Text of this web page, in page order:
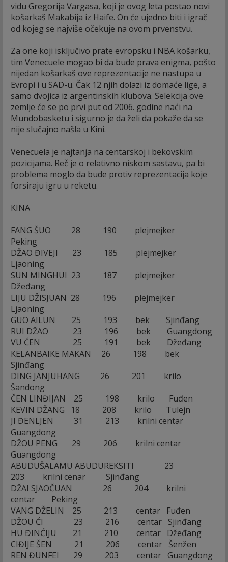
vidu Gregorija Vargasa, koji je ovog leta postao novi
košarkaš Makabija iz Haife. On će ujedno biti i igrač
od kojeg se najviše očekuje na ovom prvenstvu.
Za one koji isključivo prate evropsku i NBA košarku,
tim Venecuele mogao bi da bude prava enigma, pošto
nijedan košarkaš ove reprezentacije ne nastupa u
Evropi i u SAD-u. Čak 12 njih dolazi iz domaće lige, a
samo dvojica iz argentinskih klubova. Selekcija ove
zemlje će se po prvi put od 2006. godine naći na
Mundobasketu i sigurno je da želi da pokaže da se
nije slučajno našla u Kini.
Venecuela je najtanja na centarskoj i bekovskim
pozicijama. Reč je o relativno niskom sastavu, pa bi
problema moglo da bude protiv reprezentacija koje
forsiraju igru u reketu.
KINA
FANG ŠUO 28 190 plejmejker
Peking
DŽAO ĐIVEJI 23 185 plejmejker
Ljaoning
SUN MINGHUI 23 187 plejmejker
Džeđang
LIJU DŽISJUAN 28 196 plejmejker
Ljaoning
GUO AILUN 25 193 bek Sjinđang
RUI DŽAO 23 196 bek Guangdong
VU ĆEN 25 191 bek Džeđang
KELANBAIKE MAKAN 26 198 bek
Sjinđang
DING JANJUHANG 26 201 krilo
Šandong
ČEN LINĐIJAN 25 198 krilo Fuđen
KEVIN DŽANG 18 208 krilo Tulejn
JI ĐENLJEN 31 213 krilni centar
Guangdong
DŽOU PENG 29 206 krilni centar
Guangdong
ABUDUŠALAMU ABUDUREKSITI 23
203 krilni cenar Sjinđang
DŽAI SJAOČUAN 26 204 krilni
centar Peking
VANG DŽELIN 25 213 centar Fuđen
DŽOU ĆI 23 216 centar Sjinđang
HU ĐINĆIJU 21 210 centar Džeđang
CIĐIJE ŠEN 21 206 centar Šenžen
REN ĐUNFEI 29 203 centar Guangdong